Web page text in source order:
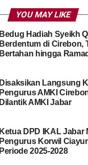
YOU MAY LIKE
Bedug Hadiah Syeikh
Berdentum di Cirebon,
Bertahan hingga
Disaksikan Langsung
Pengurus AMKI
Dilantik AMKI Jabar
Ketua DPD IKAL Jabar
Pengurus Korwil
Periode 2025-2028